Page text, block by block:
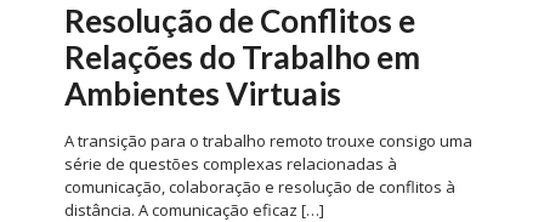
Resolução de Conflitos e
Relações do Trabalho em
Ambientes Virtuais
A transição para o trabalho remoto trouxe consigo uma
série de questões complexas relacionadas à
comunicação, colaboração e resolução de conflitos à
distância. A comunicação eficaz […]